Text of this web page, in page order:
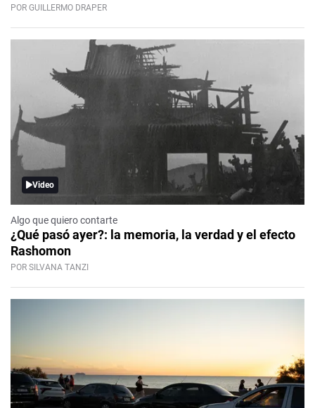
POR GUILLERMO DRAPER
Video
Algo que quiero contarte
¿Qué pasó ayer?: la memoria, la verdad y el efecto
Rashomon
POR SILVANA TANZI